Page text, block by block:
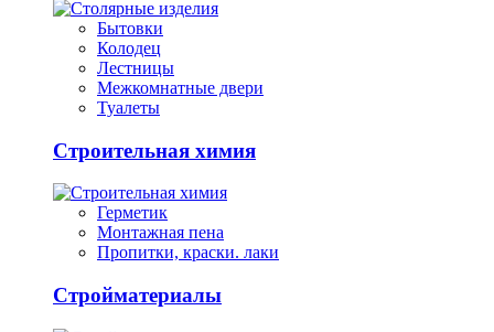
Бытовки
Колодец
Лестницы
Межкомнатные двери
Туалеты
Строительная химия
Герметик
Монтажная пена
Пропитки, краски. лаки
Стройматериалы